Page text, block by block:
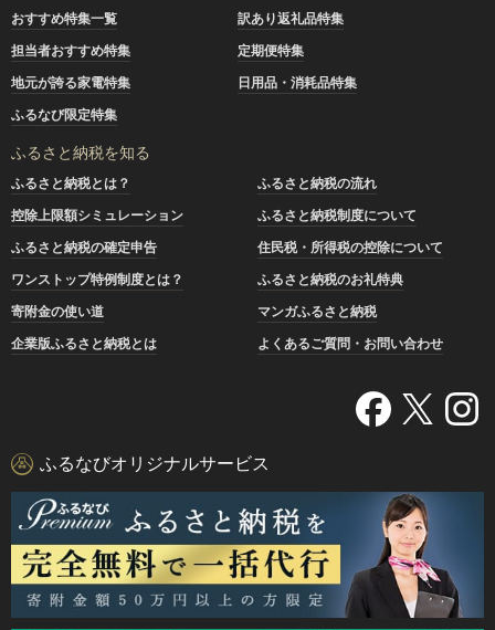
おすすめ特集一覧
訳あり返礼品特集
担当者おすすめ特集
定期便特集
地元が誇る家電特集
日用品・消耗品特集
ふるなび限定特集
ふるさと納税を知る
ふるさと納税とは？
ふるさと納税の流れ
控除上限額シミュレーション
ふるさと納税制度について
ふるさと納税の確定申告
住民税・所得税の控除について
ワンストップ特例制度とは？
ふるさと納税のお礼特典
寄附金の使い道
マンガふるさと納税
企業版ふるさと納税とは
よくあるご質問・お問い合わせ
ふるなびオリジナルサービス